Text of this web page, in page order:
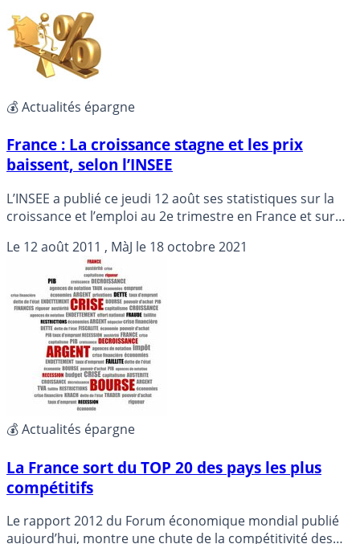
💰 Actualités épargne
France : La croissance stagne et les prix
baissent, selon l’INSEE
L’INSEE a publié ce jeudi 12 août ses statistiques sur la
croissance et l’emploi au 2e trimestre en France et sur
Le 12 août 2011 , MàJ le 18 octobre 2021
💰 Actualités épargne
La France sort du TOP 20 des pays les plus
compétitifs
Le rapport 2012 du Forum économique mondial publié
aujourd’hui, montre une chute de la compétitivité des